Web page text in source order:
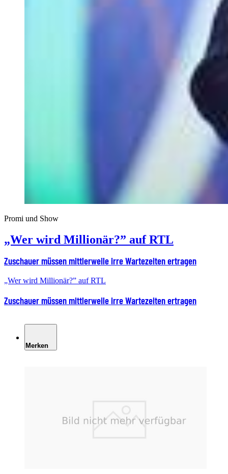
Promi und Show
„Wer wird Millionär?” auf RTL
Zuschauer müssen mittlerweile irre Wartezeiten ertragen
„Wer wird Millionär?” auf RTL
Zuschauer müssen mittlerweile irre Wartezeiten ertragen
Merken